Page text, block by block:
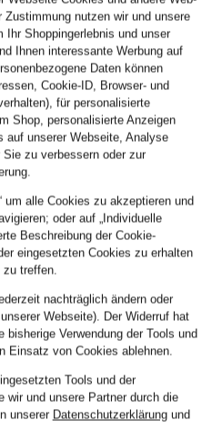
Hemd
CHF 180
PEGADOR
CHF 35
Ursprünglich:
Zustimmung nutzen wir und unsere
Ihr Shoppingerlebnis und unser
Ihnen interessante Werbung auf
Daten können
Cookie-ID, Browser- und
für personalisierte
Shop, personalisierte Anzeigen
auf unserer Webseite, Analyse
zu verbessern oder zur
um alle Cookies zu akzeptieren und
oder auf „Individuelle
Beschreibung der Cookie-
eingesetzten Cookies zu erhalten
zu treffen.
nachträglich ändern oder
Webseite). Der Widerruf hat
bisherige Verwendung der Tools und
Einsatz von Cookies ablehnen.
Tools und der
wir und unsere Partner durch die
unserer Datenschutzerklärungund